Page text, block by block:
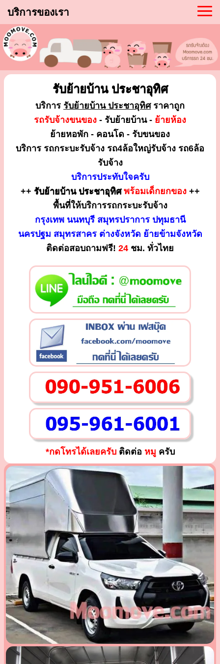
บริการของเรา
รับย้ายบ้าน ประชาอุทิศ
บริการ รับย้ายบ้าน ประชาอุทิศราคาถูก
รถรับจ้างขนของ - รับย้ายบ้าน - ย้ายห้อง
ย้ายหอพัก - คอนโด - รับขนของ
บริการ รถกระบะรับจ้าง รถ4ล้อใหญ่รับจ้าง รถ6ล้อ
รับจ้าง
บริการประทับใจครับ
++ รับย้ายบ้าน ประชาอุทิศ พร้อมเด็กยกของ++
พื้นที่ให้บริการรถกระบะรับจ้าง
กรุงเทพ นนทบุรี สมุทรปราการ ปทุมธานี
นครปฐม สมุทรสาคร ต่างจังหวัด ย้ายข้ามจังหวัด
ติดต่อสอบถามฟรี! 24 ชม. ทั่วไทย
*กดโทรได้เลยครับติดต่อ หมู ครับ